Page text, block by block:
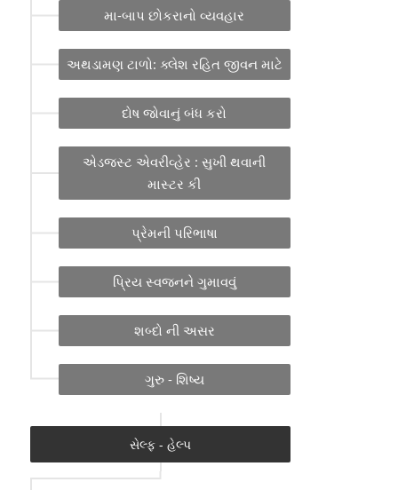
મા-બાપ છોકરાનો વ્યવહાર
અથડામણ ટાળો: ક્લેશ રહિત જીવન માટે
દોષ જોવાનું બંધ કરો
એડજસ્ટ એવરીવ્હેર : સુખી થવાની
માસ્ટર કી
પ્રેમની પરિભાષા
પ્રિય સ્વજનને ગુમાવવું
શબ્દો ની અસર
ગુરુ - શિષ્ય
સેલ્ફ - હેલ્પ